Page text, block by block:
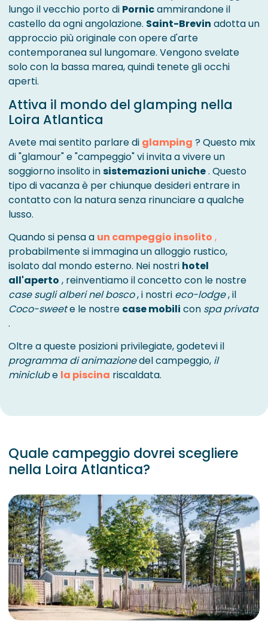
lungo il vecchio porto di Pornicammirandone il
castello da ogni angolazione. Saint-Brevin adotta un
approccio più originale con opere d'arte
contemporanea sul lungomare. Vengono svelate
solo con la bassa marea, quindi tenete gli occhi
aperti.
Attiva il mondo del glamping nella
Loira Atlantica
Avete mai sentito parlare di glamping ? Questo mix
di "glamour" e "campeggio" vi invita a vivere un
soggiorno insolito insistemazioni uniche. Questo
tipo di vacanza è per chiunque desideri entrare in
contatto con la natura senza rinunciare a qualche
lusso.
Quando si pensa a un campeggio insolito ,
probabilmente si immagina un alloggio rustico,
isolato dal mondo esterno. Nei nostri hotel
all'aperto , reinventiamo il concetto con le nostre
case sugli alberi nel bosco, i nostri eco-lodge, il
Coco-sweete le nostre case mobili con spa privata
.
Oltre a queste posizioni privilegiate, godetevi il
programma di animazionedel campeggio, il
miniclube la piscina riscaldata.
Quale campeggio dovrei scegliere
nella Loira Atlantica?